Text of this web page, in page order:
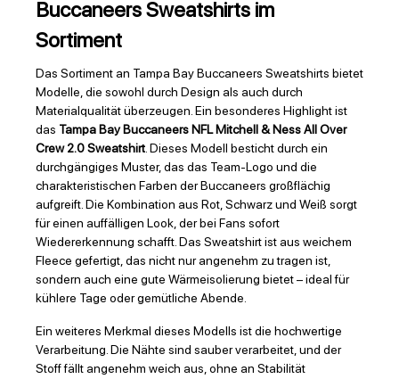
Buccaneers Sweatshirts im
Sortiment
Das Sortiment an Tampa Bay Buccaneers Sweatshirts bietet
Modelle, die sowohl durch Design als auch durch
Materialqualität überzeugen. Ein besonderes Highlight ist
das Tampa Bay Buccaneers NFL Mitchell & Ness All Over
Crew 2.0 Sweatshirt. Dieses Modell besticht durch ein
durchgängiges Muster, das das Team-Logo und die
charakteristischen Farben der Buccaneers großflächig
aufgreift. Die Kombination aus Rot, Schwarz und Weiß sorgt
für einen auffälligen Look, der bei Fans sofort
Wiedererkennung schafft. Das Sweatshirt ist aus weichem
Fleece gefertigt, das nicht nur angenehm zu tragen ist,
sondern auch eine gute Wärmeisolierung bietet – ideal für
kühlere Tage oder gemütliche Abende.
Ein weiteres Merkmal dieses Modells ist die hochwertige
Verarbeitung. Die Nähte sind sauber verarbeitet, und der
Stoff fällt angenehm weich aus, ohne an Stabilität